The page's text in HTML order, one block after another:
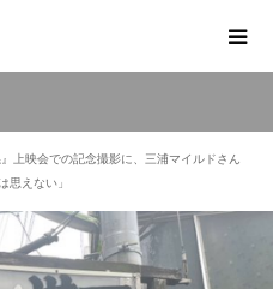
上映会での記念撮影に、三浦マイルドさん
思えない」